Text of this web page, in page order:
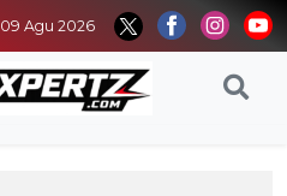
09 Agu 2026